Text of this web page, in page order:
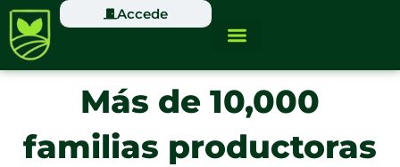
contenido
Accede
Más de 10,000
familias productoras